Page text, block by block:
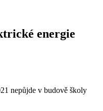
energie
nepůjde v budově školy